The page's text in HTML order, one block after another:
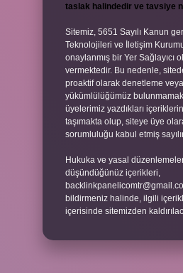
taslak halindedir ve tavsiye
Sitemiz, 5651 Sayılı Kanun
Teknolojileri ve İletişim
onaylanmış bir Yer Sağlayıcı
vermektedir. Bu nedenle,
proaktif olarak denetleme
yükümlülüğümüz
üyelerimiz yazdıkları
taşımakta olup, siteye üye
sorumluluğu kabul etmiş
Hukuka ve yasal
düşündüğünüz içerikleri,
bildirmeniz halinde, ilgili
içerisinde sitemizden